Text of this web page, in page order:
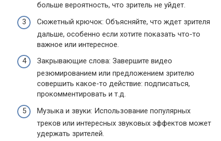
больше вероятность, что зритель не уйдет.
Сюжетный крючок: Объясняйте, что ждет зрителя
дальше, особенно если хотите показать что-то
важное или интересное.
Закрывающие слова: Завершите видео
резюмированием или предложением зрителю
совершить какое-то действие: подписаться,
прокомментировать и т.д.
Музыка и звуки: Использование популярных
треков или интересных звуковых эффектов может
удержать зрителей.